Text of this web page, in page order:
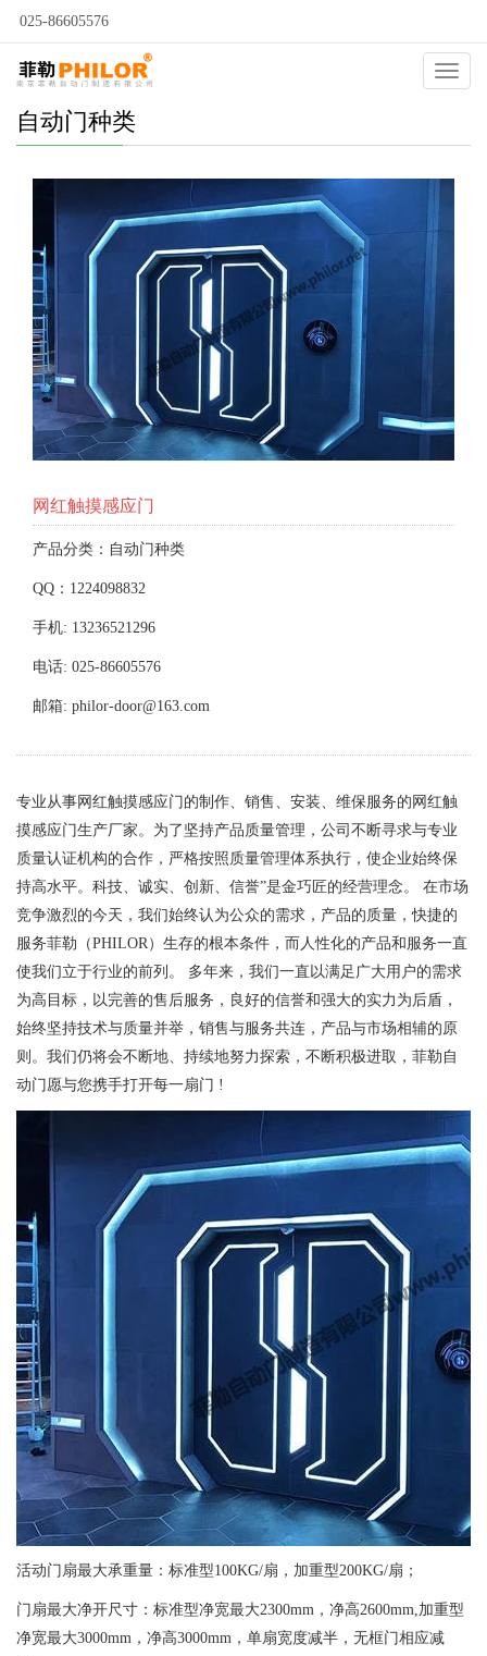
025-86605576
自动门种类
网红触摸感应门
产品分类：自动门种类
QQ：1224098832
手机: 13236521296
电话: 025-86605576
邮箱: philor-door@163.com
专业从事网红触摸感应门的制作、销售、安装、维保服务的网红触
摸感应门生产厂家。为了坚持产品质量管理，公司不断寻求与专业
质量认证机构的合作，严格按照质量管理体系执行，使企业始终保
持高水平。科技、诚实、创新、信誉”是金巧匠的经营理念。 在市场
竞争激烈的今天，我们始终认为公众的需求，产品的质量，快捷的
服务菲勒（PHILOR）生存的根本条件，而人性化的产品和服务一直
使我们立于行业的前列。 多年来，我们一直以满足广大用户的需求
为高目标，以完善的售后服务，良好的信誉和强大的实力为后盾，
始终坚持技术与质量并举，销售与服务共连，产品与市场相辅的原
则。我们仍将会不断地、持续地努力探索，不断积极进取，菲勒自
动门愿与您携手打开每一扇门 !
活动门扇最大承重量：标准型100KG/扇，加重型200KG/扇；
门扇最大净开尺寸：标准型净宽最大2300mm，净高2600mm,加重型
净宽最大3000mm，净高3000mm，单扇宽度减半，无框门相应减